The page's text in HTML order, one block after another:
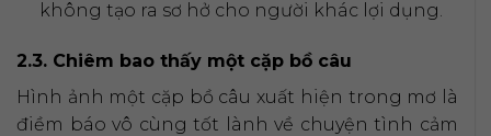
không tạo ra sơ hở cho người khác lợi dụng.
2.3. Chiêm bao thấy một cặp bồ câu
Hình ảnh một cặp bồ câu xuất hiện trong mơ là
điềm báo vô cùng tốt lành về chuyện tình cảm